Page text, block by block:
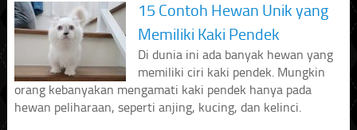
15 Contoh Hewan Unik yang
Memiliki Kaki Pendek
Di dunia ini ada banyak hewan yang
memiliki ciri kaki pendek. Mungkin
orang kebanyakan mengamati kaki pendek hanya pada
hewan peliharaan, seperti anjing, kucing, dan kelinci.